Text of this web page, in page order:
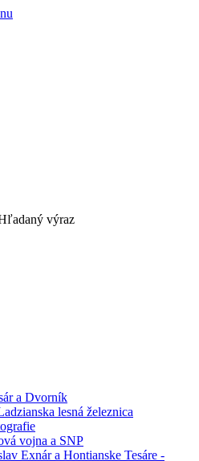
výraz
a Dvorník
lesná železnica
vojna a SNP
Exnár a Hontianske Tesáre -